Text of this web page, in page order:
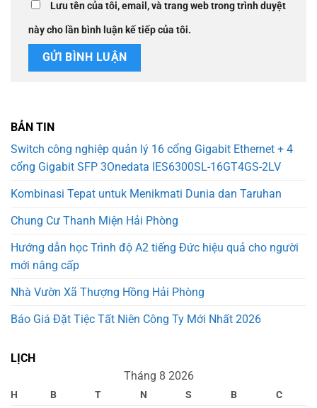
Lưu tên của tôi, email, và trang web trong trình duyệt
này cho lần bình luận kế tiếp của tôi.
BẢN TIN
Switch công nghiệp quản lý 16 cổng Gigabit Ethernet + 4
cổng Gigabit SFP 3Onedata IES6300SL-16GT4GS-2LV
Kombinasi Tepat untuk Menikmati Dunia dan Taruhan
Chung Cư Thanh Miện Hải Phòng
Hướng dẫn học Trình độ A2 tiếng Đức hiệu quả cho người
mới nâng cấp
Nhà Vườn Xã Thượng Hồng Hải Phòng
Báo Giá Đặt Tiệc Tất Niên Công Ty Mới Nhất 2026
LỊCH
Tháng 8 2026
H B T N S B
C